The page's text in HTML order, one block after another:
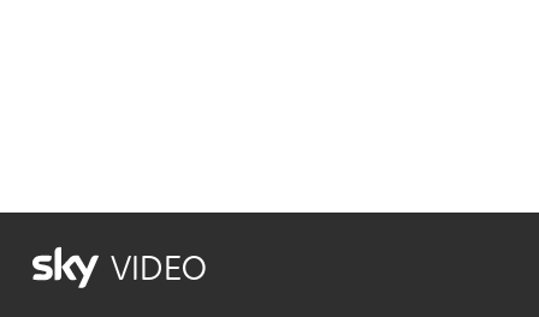
VIDEO